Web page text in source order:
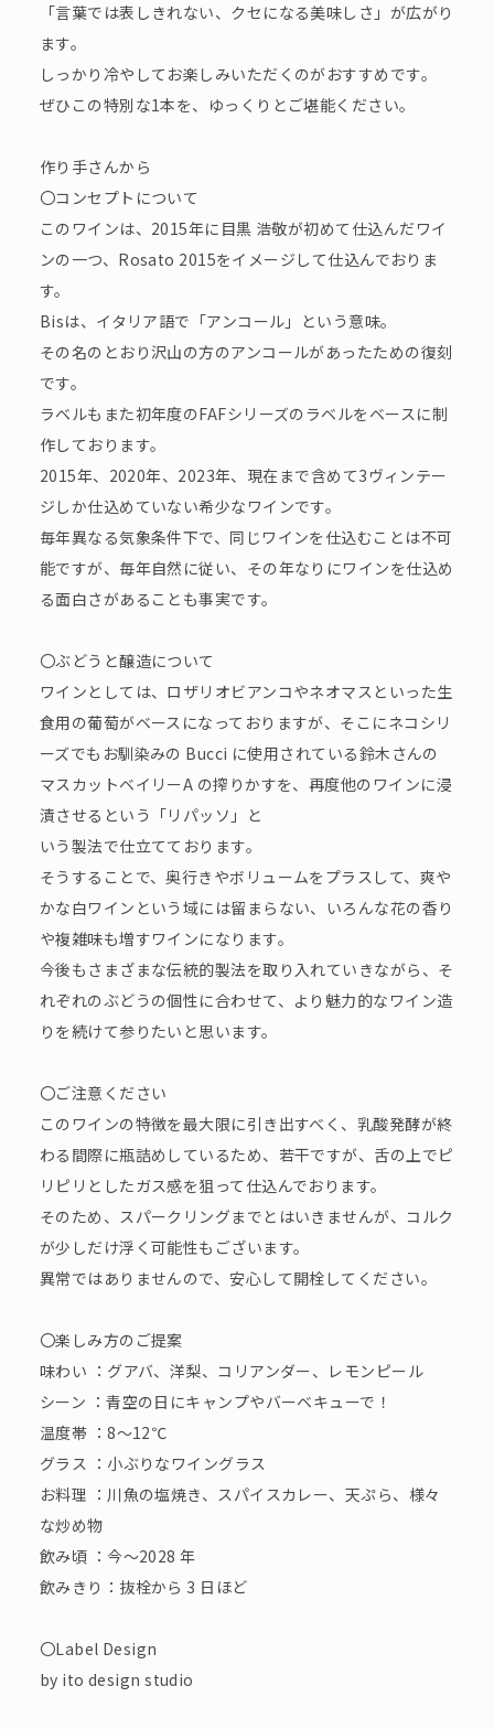
「言葉では表しきれない、クセになる美味しさ」が広がり
ます。
しっかり冷やしてお楽しみいただくのがおすすめです。
ぜひこの特別な1本を、ゆっくりとご堪能ください。
作り手さんから
〇コンセプトについて
このワインは、2015年に目黒 浩敬が初めて仕込んだワイ
ンの一つ、Rosato 2015をイメージして仕込んでおりま
す。
Bisは、イタリア語で「アンコール」という意味。
その名のとおり沢山の方のアンコールがあったための復刻
です。
ラベルもまた初年度のFAFシリーズのラベルをベースに制
作しております。
2015年、2020年、2023年、現在まで含めて3ヴィンテー
ジしか仕込めていない希少なワインです。
毎年異なる気象条件下で、同じワインを仕込むことは不可
能ですが、毎年自然に従い、その年なりにワインを仕込め
る面白さがあることも事実です。
〇ぶどうと醸造について
ワインとしては、ロザリオビアンコやネオマスといった生
食用の葡萄がベースになっておりますが、そこにネコシリ
ーズでもお馴染みの Bucci に使用されている鈴木さんの
マスカットベイリーA の搾りかすを、再度他のワインに浸
漬させるという「リパッソ」と
いう製法で仕立てております。
そうすることで、奥行きやボリュームをプラスして、爽や
かな白ワインという域には留まらない、いろんな花の香り
や複雑味も増すワインになります。
今後もさまざまな伝統的製法を取り入れていきながら、そ
れぞれのぶどうの個性に合わせて、より魅力的なワイン造
りを続けて参りたいと思います。
〇ご注意ください
このワインの特徴を最大限に引き出すべく、乳酸発酵が終
わる間際に瓶詰めしているため、若干ですが、舌の上でピ
リピリとしたガス感を狙って仕込んでおります。
そのため、スパークリングまでとはいきませんが、コルク
が少しだけ浮く可能性もございます。
異常ではありませんので、安心して開栓してください。
〇楽しみ方のご提案
味わい ：グアバ、洋梨、コリアンダー、レモンピール
シーン ：青空の日にキャンプやバーベキューで！
温度帯 ：8～12℃
グラス ：小ぶりなワイングラス
お料理 ：川魚の塩焼き、スパイスカレー、天ぷら、様々
な炒め物
飲み頃 ：今～2028 年
飲みきり：抜栓から 3 日ほど
〇Label Design
by ito design studio